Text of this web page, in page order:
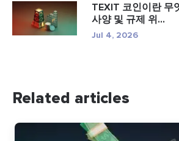
TEXIT 코인이란 무
사양 및 규제 위...
Jul 4, 2026
Related articles